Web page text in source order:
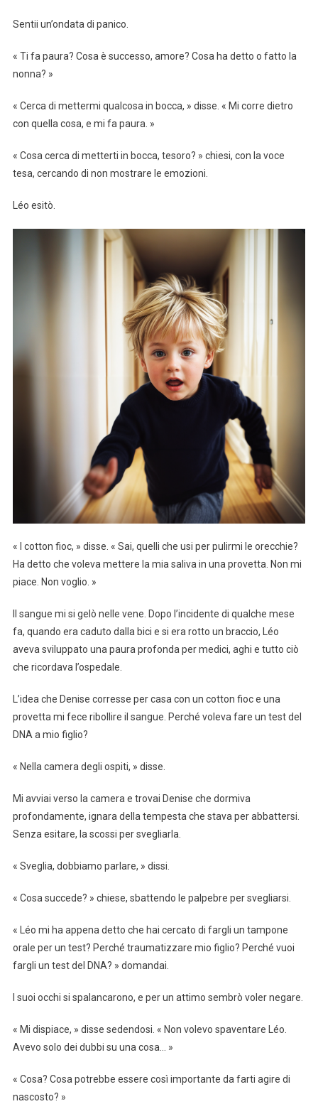
Sentii un’ondata di panico.
« Ti fa paura? Cosa è successo, amore? Cosa ha detto o fatto la
nonna? »
« Cerca di mettermi qualcosa in bocca, » disse. « Mi corre dietro
con quella cosa, e mi fa paura. »
« Cosa cerca di metterti in bocca, tesoro? » chiesi, con la voce
tesa, cercando di non mostrare le emozioni.
Léo esitò.
« I cotton fioc, » disse. « Sai, quelli che usi per pulirmi le orecchie?
Ha detto che voleva mettere la mia saliva in una provetta. Non mi
piace. Non voglio. »
Il sangue mi si gelò nelle vene. Dopo l’incidente di qualche mese
fa, quando era caduto dalla bici e si era rotto un braccio, Léo
aveva sviluppato una paura profonda per medici, aghi e tutto ciò
che ricordava l’ospedale.
L’idea che Denise corresse per casa con un cotton fioc e una
provetta mi fece ribollire il sangue. Perché voleva fare un test del
DNA a mio figlio?
« Nella camera degli ospiti, » disse.
Mi avviai verso la camera e trovai Denise che dormiva
profondamente, ignara della tempesta che stava per abbattersi.
Senza esitare, la scossi per svegliarla.
« Sveglia, dobbiamo parlare, » dissi.
« Cosa succede? » chiese, sbattendo le palpebre per svegliarsi.
« Léo mi ha appena detto che hai cercato di fargli un tampone
orale per un test? Perché traumatizzare mio figlio? Perché vuoi
fargli un test del DNA? » domandai.
I suoi occhi si spalancarono, e per un attimo sembrò voler negare.
« Mi dispiace, » disse sedendosi. « Non volevo spaventare Léo.
Avevo solo dei dubbi su una cosa… »
« Cosa? Cosa potrebbe essere così importante da farti agire di
nascosto? »